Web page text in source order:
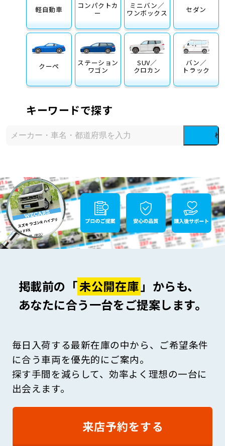
軽自動車 コンパクトカ
ー
ミニバン／
ワンボックス セダン
クーペ ステーション
ワゴン
SUV／
クロカン
バン／
トラック
キーワードで探す
検
掲載前の「未公開在庫」からも、
あなたに合う一台をご提案します。
毎日入荷する最新在庫の中から、ご希望条件
に合う車両を優先的にご案内。
探す手間を減らして、効率よく理想の一台に
出会えます。
来店予約をする